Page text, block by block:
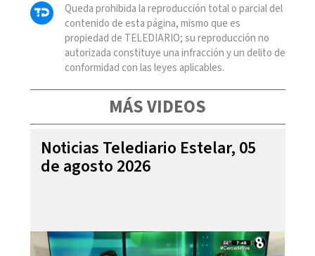
Queda prohibida la reproducción total o parcial del
contenido de esta página, mismo que es
propiedad de TELEDIARIO; su reproducción no
autorizada constituye una infracción y un delito de
conformidad con las leyes aplicables.
MÁS VIDEOS
Noticias Telediario Estelar, 05
de agosto 2026